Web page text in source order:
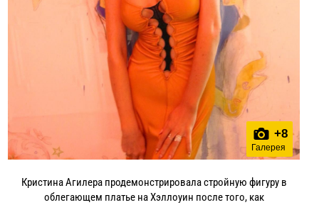
+8
Галерея
Кристина Агилера продемонстрировала стройную фигуру в
облегающем платье на Хэллоуин после того, как